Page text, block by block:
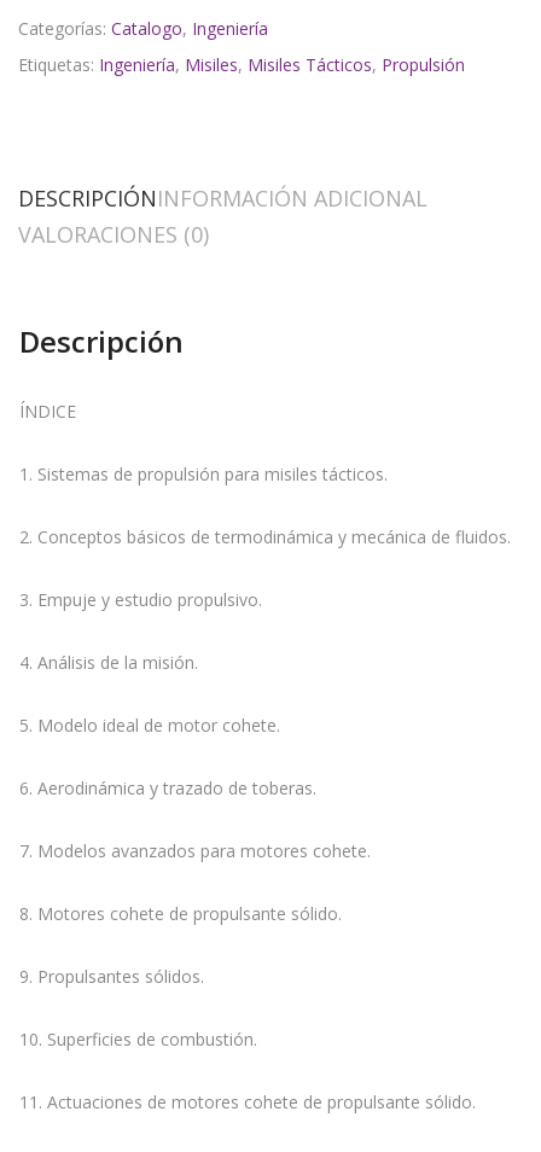
Categorías: Catalogo, Ingeniería
Etiquetas: Ingeniería, Misiles, Misiles Tácticos, Propulsión
DESCRIPCIÓNINFORMACIÓN ADICIONAL
VALORACIONES (0)
Descripción
ÍNDICE
1. Sistemas de propulsión para misiles tácticos.
2. Conceptos básicos de termodinámica y mecánica de fluidos.
3. Empuje y estudio propulsivo.
4. Análisis de la misión.
5. Modelo ideal de motor cohete.
6. Aerodinámica y trazado de toberas.
7. Modelos avanzados para motores cohete.
8. Motores cohete de propulsante sólido.
9. Propulsantes sólidos.
10. Superficies de combustión.
11. Actuaciones de motores cohete de propulsante sólido.